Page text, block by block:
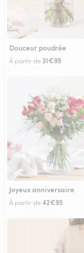
Douceur poudrée
À partir de 31€95
Joyeux anniversaire
À partir de42€95